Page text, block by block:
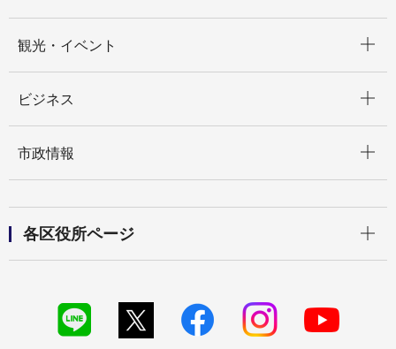
観光・イベント
ビジネス
市政情報
各区役所ページ